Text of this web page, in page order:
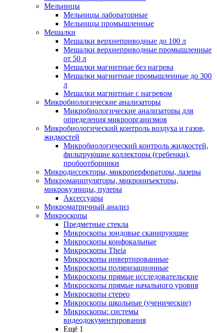
Мельницы
Мельницы лабораторные
Мельницы промышленные
Мешалки
Мешалки верхнеприводные до 100 л
Мешалки верхнеприводные промышленные
от 50 л
Мешалки магнитные без нагрева
Мешалки магнитные промышленные до 300
л
Мешалки магнитные с нагревом
Микробиологические анализаторы
Микробиологические анализаторы для
определения микроорганизмов
Микробиологический контроль воздуха и газов,
жидкостей
Микробиологический контроль жидкостей,
фильтрующие коллекторы (гребенки),
пробоотборники
Микродиссекторы, микроперфораторы, лазеры
Микроманипуляторы, микроинъекторы,
микрокузницы, пулеры
Аксессуары
Микроматричный анализ
Микроскопы
Предметные стекла
Микроскопы зондовые сканирующие
Микроскопы конфокальные
Микроскопы Theia
Микроскопы инвертированные
Микроскопы поляризационные
Микроскопы прямые исследовательские
Микроскопы прямые начального уровня
Микроскопы стерео
Микроскопы школьные (ученические)
Микроскопы: системы
видеодокументирования
Ещё 1